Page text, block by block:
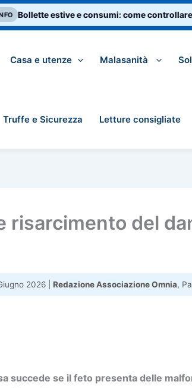
Bollette estive e consumi: come controllare e
Casa e utenze Malasanità
Truffe e Sicurezza Letture consigliate
risarcimento del
2026 | Redazione Associazione Omnia,
succede se il feto presenta delle